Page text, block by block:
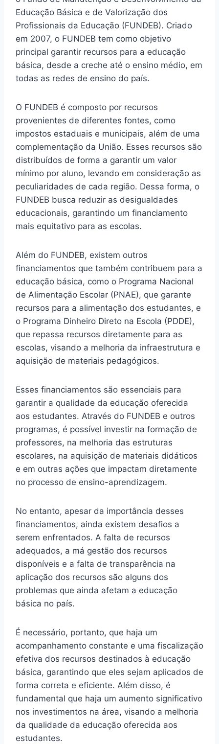
Educação Básica e de Valorização dos
Profissionais da Educação (FUNDEB). Criado
em 2007, o FUNDEB tem como objetivo
principal garantir recursos para a educação
básica, desde a creche até o ensino médio, em
todas as redes de ensino do país.
O FUNDEB é composto por recursos
provenientes de diferentes fontes, como
impostos estaduais e municipais, além de uma
complementação da União. Esses recursos são
distribuídos de forma a garantir um valor
mínimo por aluno, levando em consideração as
peculiaridades de cada região. Dessa forma, o
FUNDEB busca reduzir as desigualdades
educacionais, garantindo um financiamento
mais equitativo para as escolas.
Além do FUNDEB, existem outros
financiamentos que também contribuem para a
educação básica, como o Programa Nacional
de Alimentação Escolar (PNAE), que garante
recursos para a alimentação dos estudantes, e
o Programa Dinheiro Direto na Escola (PDDE),
que repassa recursos diretamente para as
escolas, visando a melhoria da infraestrutura e
aquisição de materiais pedagógicos.
Esses financiamentos são essenciais para
garantir a qualidade da educação oferecida
aos estudantes. Através do FUNDEB e outros
programas, é possível investir na formação de
professores, na melhoria das estruturas
escolares, na aquisição de materiais didáticos
e em outras ações que impactam diretamente
no processo de ensino-aprendizagem.
No entanto, apesar da importância desses
financiamentos, ainda existem desafios a
serem enfrentados. A falta de recursos
adequados, a má gestão dos recursos
disponíveis e a falta de transparência na
aplicação dos recursos são alguns dos
problemas que ainda afetam a educação
básica no país.
É necessário, portanto, que haja um
acompanhamento constante e uma fiscalização
efetiva dos recursos destinados à educação
básica, garantindo que eles sejam aplicados de
forma correta e eficiente. Além disso, é
fundamental que haja um aumento significativo
nos investimentos na área, visando a melhoria
da qualidade da educação oferecida aos
estudantes.